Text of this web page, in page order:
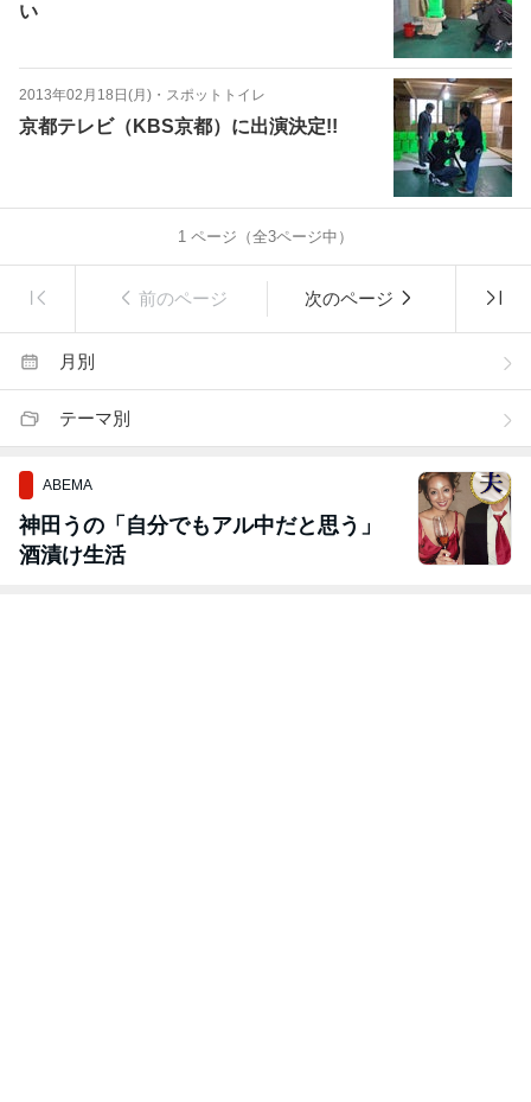
い
2013年02月18日(月) ・ スポットトイレ
京都テレビ（KBS京都）に出演決定!!
1 ページ（全3ページ中）
前のページ 次のページ
月別
テーマ別
ABEMA
神田うの「自分でもアル中だと思う」
酒漬け生活